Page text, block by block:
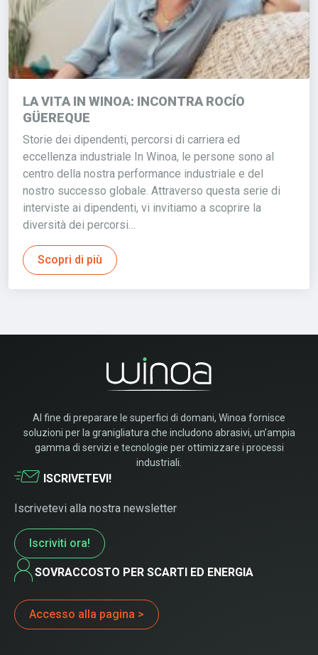
LA VITA IN WINOA: INCONTRA ROCÍO
GÜEREQUE
Storie dei dipendenti, percorsi di carriera ed
eccellenza industriale In Winoa, le persone sono al
centro della nostra performance industriale e del
nostro successo globale. Attraverso questa serie di
interviste ai dipendenti, vi invitiamo a scoprire la
diversità dei percorsi…
Scopri di più
Al fine di preparare le superfici di domani, Winoa fornisce
soluzioni per la granigliatura che includono abrasivi, un’ampia
gamma di servizi e tecnologie per ottimizzare i processi
industriali.
ISCRIVETEVI!
Iscrivetevi alla nostra newsletter
Iscriviti ora!
SOVRACCOSTO PER SCARTI ED ENERGIA
Accesso alla pagina >